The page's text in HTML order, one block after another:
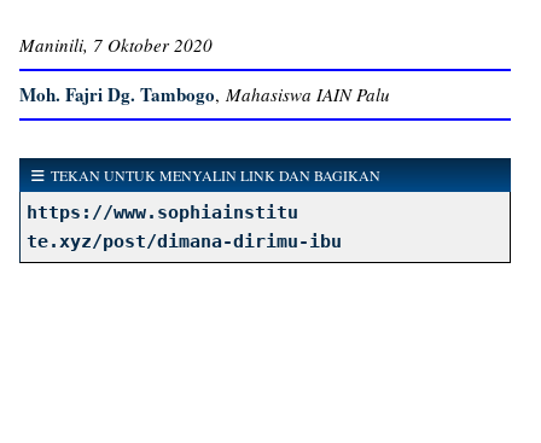
Maninili, 7 Oktober 2020
Moh. Fajri Dg. Tambogo, Mahasiswa IAIN Palu
TEKAN UNTUK MENYALIN LINK DAN BAGIKAN
https://www.sophiainstitu
te.xyz/post/dimana-dirimu-ibu